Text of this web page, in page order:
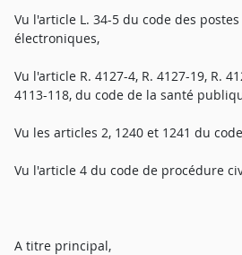
Vu l'article L. 34-5 du code des
électroniques,
Vu l'article R. 4127-4, R. 4127-19, R.
4113-118, du code de la santé
Vu les articles 2, 1240 et 1241 du
Vu l'article 4 du code de procédure
A titre principal,